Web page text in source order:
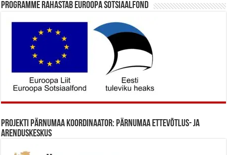
Programme rahastab Euroopa Sotsiaalfond
Projekti Pärnumaa koordinaator: Pärnumaa Ettevõtlus- ja
Arenduskeskus